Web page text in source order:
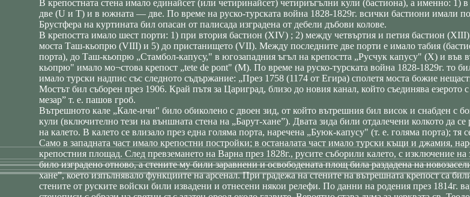
В крепостната стена имало единайсет (или четиринайсет) четириъгълни кули (бастиона), а
две (U и Т) и в южната — две. По време на руско-турската война 1828-1829г. всички бастиони имали
Брустфера на куртината бил опасан от палисада изградена от дебели дъбови колове.
В крепостта имало шест порти: 1) при втория бастион (XIV) ; 2) между четвъртия и петия бастион
моста Таш-кьопрю (VIII) и 5) до пристанището (VII). Между последните две порти е имало табия
порта), до Таш-кьопрю „Стамбол-капусу," в югозападния ъгъл на крепостта „Русчук капусу" (X) и във
кьопрю" имало мо¬стова крепост „tete de pont" (M). По време на руско-турската война 1828-1829г. то
имало турски надпис със следното съдържание: „През 1758 (1174 от Егира) сполетя моста божие
Мостът бил съборен през 1906. Край пътя за Цариград, близо до новия канал, който съединява
мезар” т. е. пашов гроб.
Вътрешното кале „Кале-ичи" било обиколено с двоен зид, от който вътрешния бил висок и снабден
кули (включително тези на външната стена на „Барут-хане”). Двата зида били отдалечени колкото да
на калето. В калето се влизало през една голяма порта, наречена „Буюк-капусу" (т. е. голяма порта);
Само в западната част имало крепостни постройки; в останалата част имало турски къщи и джамия,
крепостния площад. След превземането на Варна през 1828г., русите съборили калето, с изключение
било изградено отново, а стените му били заравнени и освободената площ била раздадена на
хане”, което изпълнявало функциите на арсенал. При градежа на стените на вътрешната крепост са
стените от руските войски били извадени и отнесени някои релефи. По данни на родения през 1814г.